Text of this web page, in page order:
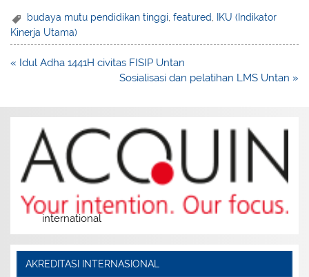
budaya mutu pendidikan tinggi ,featured
IKU (Indikator
Kinerja Utama)
Post
« Idul Adha 1441H civitas FISIP Untan
Sosialisasi dan pelatihan LMS Untan »
international
AKREDITASI INTERNASIONAL